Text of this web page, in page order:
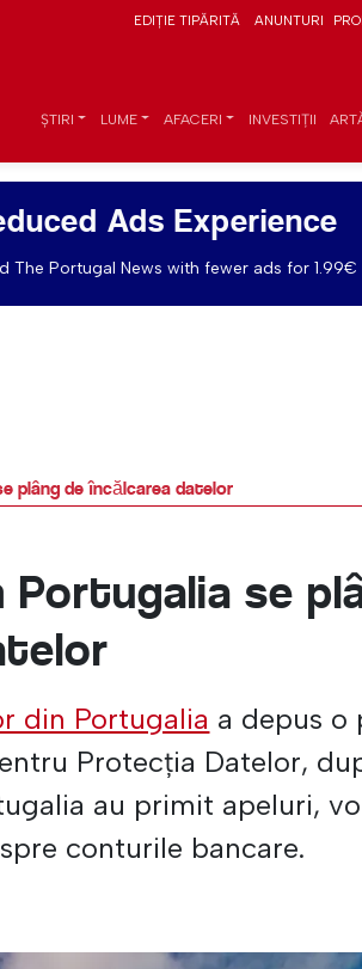
EDIȚIE TIPĂRITĂ ANUNTURI
ȘTIRI LUME AFACERI INVESTIȚII
Ads Experience
The Portugal News with fewer ads for
plâng de încălcarea datelor
Portugalia se
din Portugalia a depus o
Protecția Datelor,
au primit apeluri,
conturile bancare.